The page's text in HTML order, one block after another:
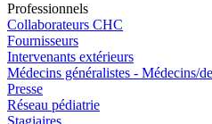
Professionnels
Collaborateurs CHC
Fournisseurs
Intervenants extérieurs
Médecins généralistes - Médecins/
Presse
Réseau pédiatrie